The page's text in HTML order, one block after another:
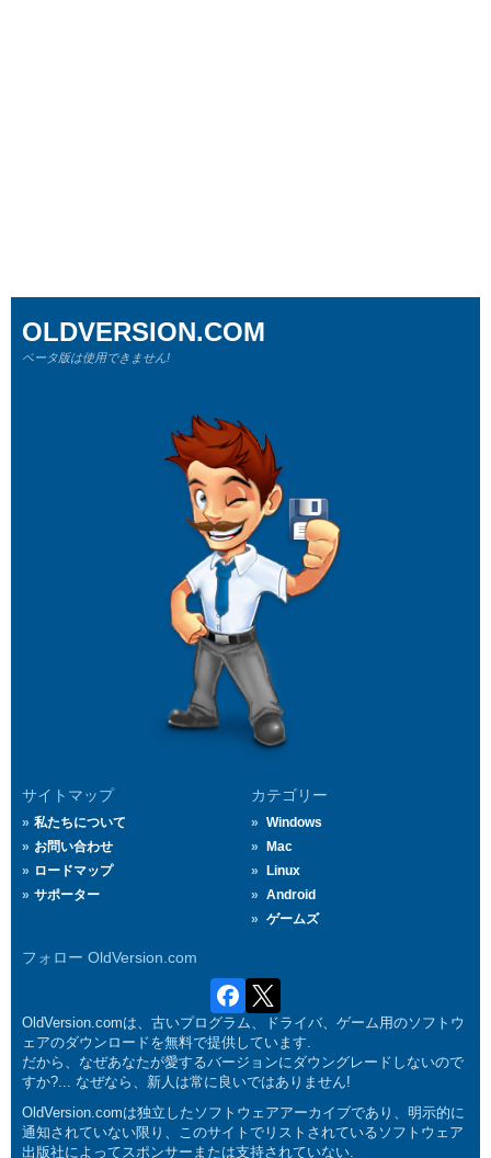
サイトマップ
私たちについて
お問い合わせ
ロードマップ
サポーター
カテゴリー
Windows
Mac
Linux
Android
ゲームズ
フォロー OldVersion.com
OLDVERSION.COM
ベータ版は使用できません!
OldVersion.comは、古いプログラム、ドライバ、ゲーム用のソフトウ
ェアのダウンロードを無料で提供しています.
だから、なぜあなたが愛するバージョンにダウングレードしないので
すか?... なぜなら、新人は常に良いではありません!
OldVersion.comは独立したソフトウェアアーカイブであり、明示的に
通知されていない限り、このサイトでリストされているソフトウェア
出版社によってスポンサーまたは支持されていない.